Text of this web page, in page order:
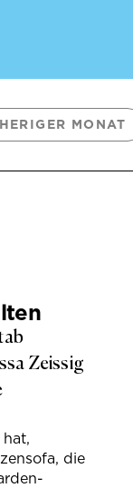
MONAT
Zeissig
die